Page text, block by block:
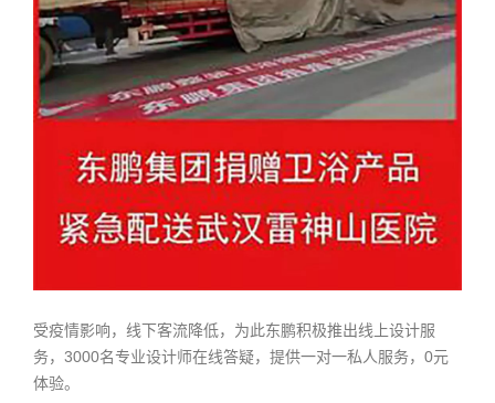
受疫情影响，线下客流降低，为此东鹏积极推出线上设计服
务，3000名专业设计师在线答疑，提供一对一私人服务，0元
体验。